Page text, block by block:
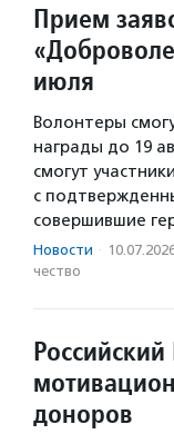
Прием
июля
Волонтеры
награды до 19
смогут
с
совершившие
Новости ·
чест­во
доноров